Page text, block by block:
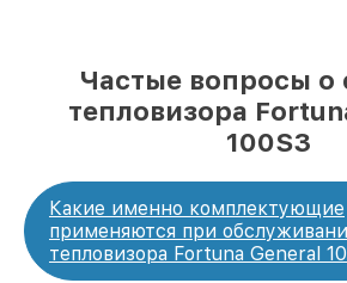
Частые вопросы о
тепловизора
100S3
Какие именно комплектующие
применяются при
тепловизора Fortuna General